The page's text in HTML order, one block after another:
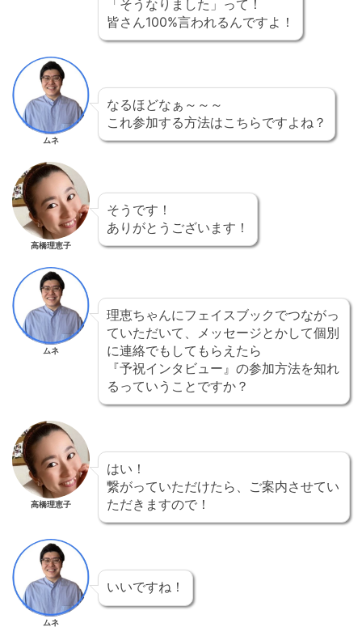
「そうなりました」って！
皆さん100%言われるんですよ！
ムネ
なるほどなぁ～～～
これ参加する方法はこちらですよね？
高橋理恵子
そうです！
ありがとうございます！
ムネ
理恵ちゃんにフェイスブックでつながっ
ていただいて、メッセージとかして個別
に連絡でもしてもらえたら
『予祝インタビュー』の参加方法を知れ
るっていうことですか？
高橋理恵子
はい！
繋がっていただけたら、ご案内させてい
ただきますので！
ムネ
いいですね！